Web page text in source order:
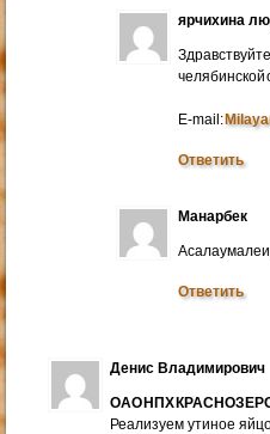
ярчихина
челябинской
E-mail:
Ответить
Манарбек
Ответить
Денис Владимирович
ОАО НПХ
Реализуем утиное